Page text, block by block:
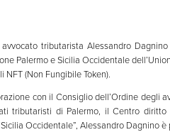
tributarista Alessandro
Palermo e Sicilia Occidentale
(Non Fungibile Token).
con il Consiglio dell’Ordine degli
tributaristi di Palermo, il Centro
Occidentale”, Alessandro Dagnino è